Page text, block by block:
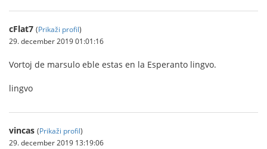
cFlat7 (Prikaži profil)
29. december 2019 01:01:16
Vortoj de marsulo eble estas en la Esperanto lingvo.
lingvo
vincas (Prikaži profil)
29. december 2019 13:19:06